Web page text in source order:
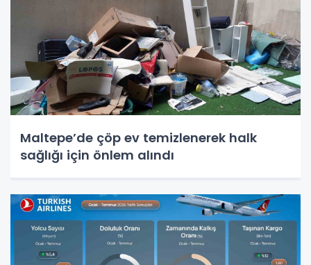
Maltepe’de çöp ev temizlenerek halk
sağlığı için önlem alındı